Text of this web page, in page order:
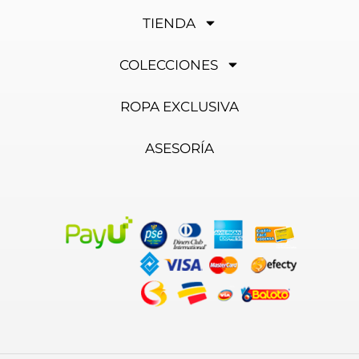
TIENDA
COLECCIONES
ROPA EXCLUSIVA
ASESORÍA